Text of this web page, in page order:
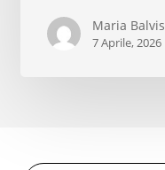
Comuni
riducono
rifiuti
Maria Balvis
7 Aprile, 2026